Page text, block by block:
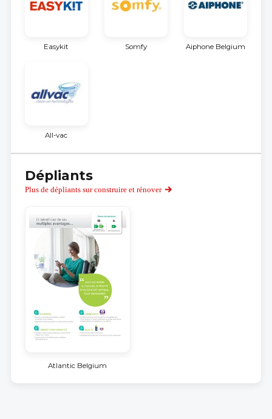
Easykit Somfy Aiphone Belgium
All-vac
Dépliants
Plus de dépliants sur construire et rénover
Atlantic Belgium